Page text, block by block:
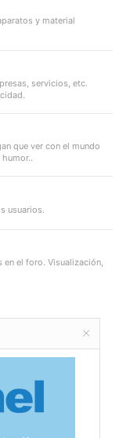
y material
servicios, etc.
que ver con el mundo
usuarios.
el foro. Visualización,